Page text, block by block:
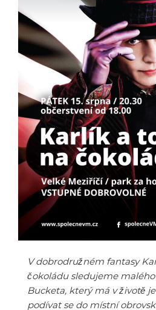
V dobrodružném fantasy
čokoládu sledujeme
Bucketa, který má v životě
podívat se do místní